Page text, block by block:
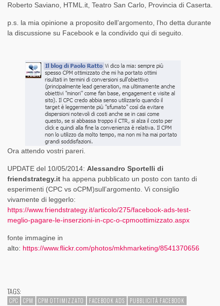
Roberto Saviano, HTML.it, Teatro San Carlo, Provincia di Caserta.
p.s. la mia opinione a proposito dell’argomento, l’ho detta durante
la discussione su Facebook e la condivido qui di seguito.
Ora attendo vostri pareri.
UPDATE del 10/05/2014: Alessandro Sportelli di
friendstrategy.it ha appena pubblicato un posto con tanto di
esperimenti (CPC vs oCPM)sull’argomento. Vi consiglio
vivamente di leggerlo:
https://www.friendstrategy.it/articolo/275/facebook-ads-test-
meglio-pagare-le-inserzioni-in-cpc-o-cpmoottimizzato.aspx
fonte immagine in
alto: https://www.flickr.com/photos/mkhmarketing/8541370656
TAGS:
CPC CPM CPM OTTIMIZZATO FACEBOOK ADS PUBBLICITÀ FACEBOOK